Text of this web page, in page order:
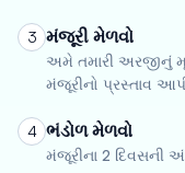
3 મંજૂરી મેળવો
અમે તમારી અરજીનું
મંજૂરીનો પ્રસ્તાવ
4 ભંડોળ મેળવો
મંજૂરીના 2 દિવસની